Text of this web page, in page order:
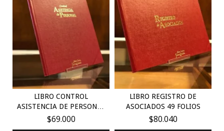
LIBRO CONTROL
ASISTENCIA DE PERSONAL
100...
$69.000
LIBRO REGISTRO DE
ASOCIADOS 49 FOLIOS
$80.040